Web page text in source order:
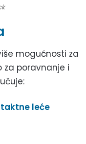
mogućnosti za
za poravnanje i
leće